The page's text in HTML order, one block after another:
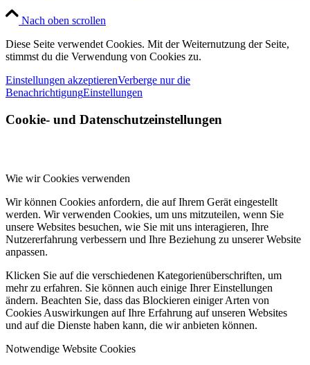
Nach oben scrollen
Diese Seite verwendet Cookies. Mit der Weiternutzung der Seite,
stimmst du die Verwendung von Cookies zu.
Einstellungen akzeptierenVerberge nur die
BenachrichtigungEinstellungen
Cookie- und Datenschutzeinstellungen
Wie wir Cookies verwenden
Wir können Cookies anfordern, die auf Ihrem Gerät eingestellt
werden. Wir verwenden Cookies, um uns mitzuteilen, wenn Sie
unsere Websites besuchen, wie Sie mit uns interagieren, Ihre
Nutzererfahrung verbessern und Ihre Beziehung zu unserer Website
anpassen.
Klicken Sie auf die verschiedenen Kategorienüberschriften, um
mehr zu erfahren. Sie können auch einige Ihrer Einstellungen
ändern. Beachten Sie, dass das Blockieren einiger Arten von
Cookies Auswirkungen auf Ihre Erfahrung auf unseren Websites
und auf die Dienste haben kann, die wir anbieten können.
Notwendige Website Cookies